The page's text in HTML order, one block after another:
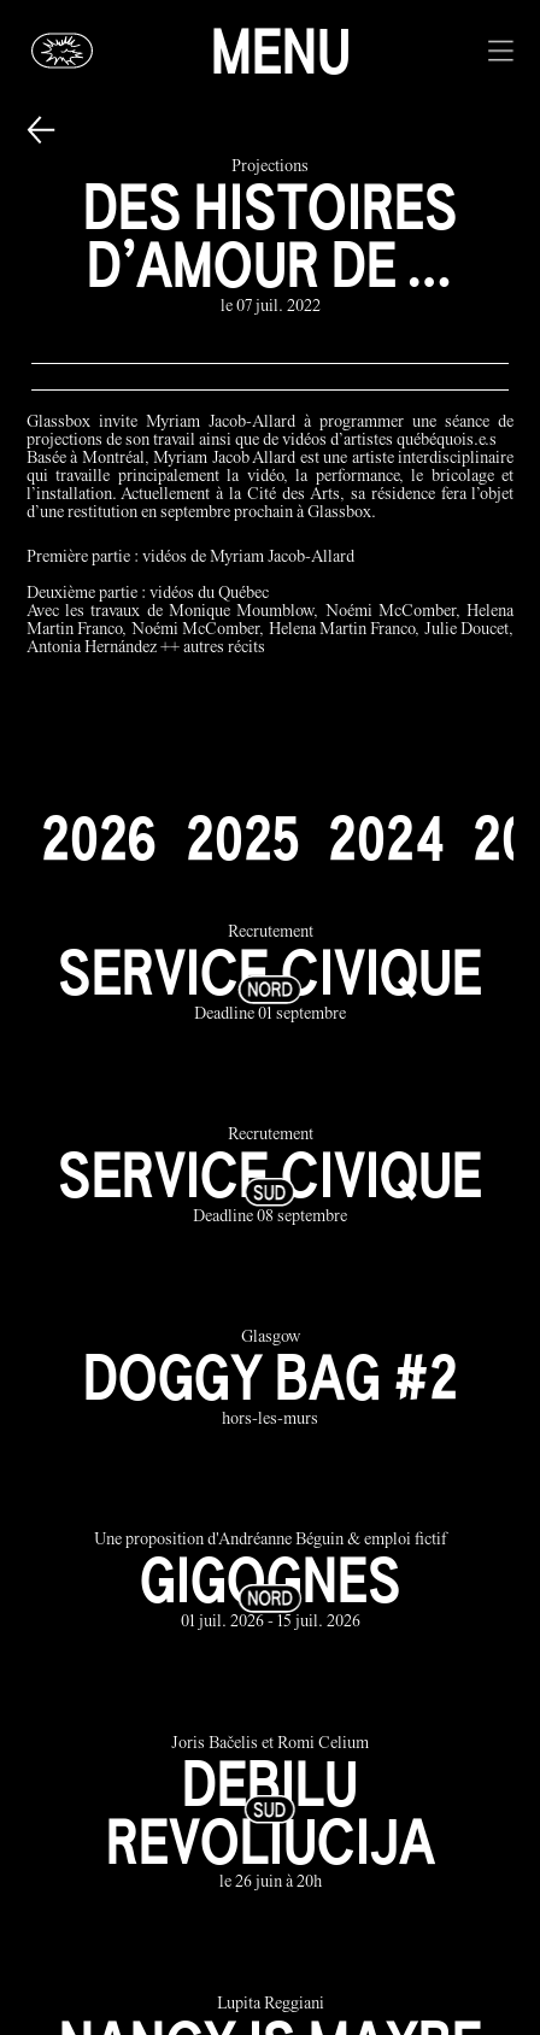
MENU
Projections
DES HISTOIRES
D’AMOUR DE …
le 07 juil. 2022
Glassbox invite Myriam Jacob-Allard à programmer une séance de
projections de son travail ainsi que de vidéos d’artistes québéquois.e.s
Basée à Montréal, Myriam Jacob Allard est une artiste interdisciplinaire
qui travaille principalement la vidéo, la performance, le bricolage et
l’installation. Actuellement à la Cité des Arts, sa résidence fera l’objet
d’une restitution en septembre prochain à Glassbox.
Première partie : vidéos de Myriam Jacob-Allard
Deuxième partie : vidéos du Québec
Avec les travaux de Monique Moumblow, Noémi McComber, Helena
Martin Franco, Noémi McComber, Helena Martin Franco, Julie Doucet,
Antonia Hernández ++ autres récits
2026 2025 2024 20
Recrutement
SERVICE CIVIQUE
Deadline 01 septembre
Recrutement
SERVICE CIVIQUE
Deadline 08 septembre
Glasgow
DOGGY BAG #2
hors-les-murs
Une proposition d'Andréanne Béguin & emploi fictif
GIGOGNES
01 juil. 2026 - 15 juil. 2026
Joris Bačelis et Romi Celium
DEBILU
REVOLIUCIJA
le 26 juin à 20h
Lupita Reggiani